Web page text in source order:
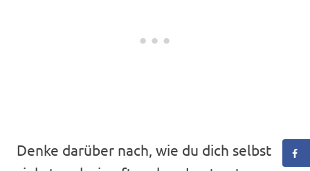
Denke darüber nach, wie du dich selbst